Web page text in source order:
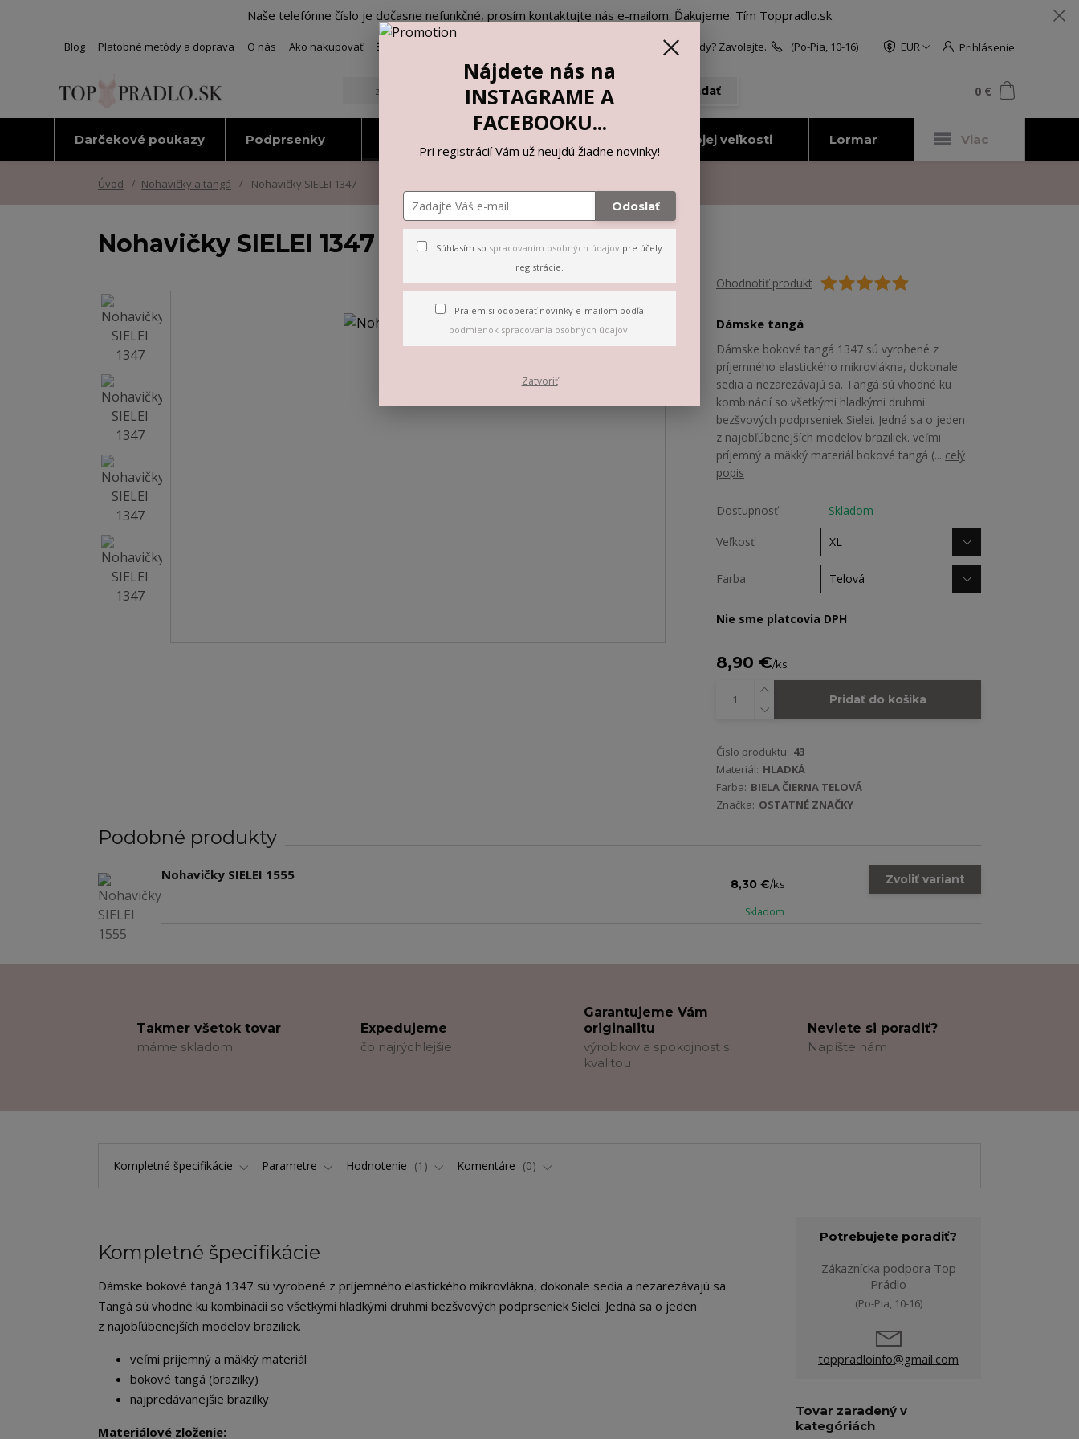
Naše telefónne číslo je dočasne nefunkčné, prosím kontaktujte nás e-mailom. Ďakujeme. Tím Toppradlo.sk
Blog Platobné metódy a doprava O nás Ako nakupovať EUR Prihlásenie
Hľadať
Neviete si rady? Zavolajte. (Po-Pia, 10-16)
0 €
Darčekové poukazy Podprsenky Vyberiem si podľa mojej veľkosti Lormar Viac
Úvod Nohavičky a tangá Nohavičky SIELEI 1347
Nohavičky SIELEI 1347
Ohodnotiť produkt
Dámske tangá
Dámske bokové tangá 1347 sú vyrobené z
príjemného elastického mikrovlákna, dokonale
sedia a nezarezávajú sa. Tangá sú vhodné ku
kombinácií so všetkými hladkými druhmi
bezšvových podprseniek Sielei. Jedná sa o jeden
z najobľúbenejších modelov braziliek. veľmi
príjemný a mäkký materiál bokové tangá (... celý
popis
Dostupnosť Skladom
Veľkosť
Farba
Nie sme platcovia DPH
8,90 €/ks
Pridať do košíka
Číslo produktu: 43
Materiál: HLADKÁ
Farba: BIELA ČIERNA TELOVÁ
Značka: OSTATNÉ ZNAČKY
Podobné produkty
Nohavičky SIELEI 1555
8,30 €/ks
Skladom
Zvoliť variant
Takmer všetok tovar
máme skladom
Expedujeme
čo najrýchlejšie
Garantujeme Vám
originalitu
výrobkov a spokojnosť s
kvalitou
Neviete si poradiť?
Napíšte nám
Kompletné špecifikácie Parametre Hodnotenie 1 Komentáre 0
Kompletné špecifikácie
Dámske bokové tangá 1347 sú vyrobené z príjemného elastického mikrovlákna, dokonale sedia a nezarezávajú sa.
Tangá sú vhodné ku kombinácií so všetkými hladkými druhmi bezšvových podprseniek Sielei. Jedná sa o jeden
z najobľúbenejších modelov braziliek.
veľmi príjemný a mäkký materiál
bokové tangá (brazilky)
najpredávanejšie brazilky
Materiálové zloženie:
Potrebujete poradiť?
Zákaznícka podpora Top
Prádlo
(Po-Pia, 10-16)
toppradloinfo@gmail.com
Tovar zaradený v
kategóriách
Nájdete nás na
INSTAGRAME A
FACEBOOKU...
Pri registrácií Vám už neujdú žiadne novinky!
Odoslať
Súhlasím so spracovaním osobných údajov pre účely
registrácie.
Prajem si odoberať novinky e-mailom podľa
podmienok spracovania osobných údajov.
Zatvoriť